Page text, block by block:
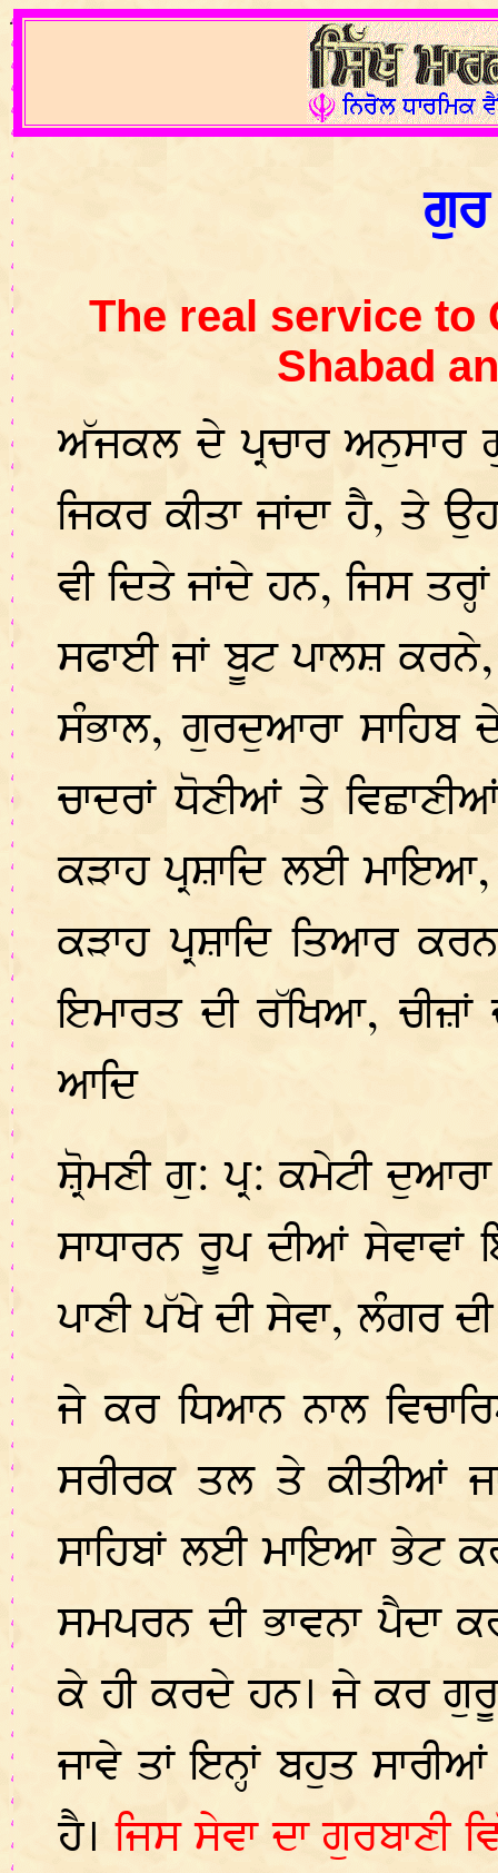
.
ਗੁਰ
The real service to
Shabad
ਅੱਜਕਲ ਦੇ ਪ੍ਰਚਾਰ ਅਨੁਸਾਰ
ਜਿਕਰ ਕੀਤਾ ਜਾਂਦਾ ਹੈ, ਤੇ
ਵੀ ਦਿਤੇ ਜਾਂਦੇ ਹਨ, ਜਿਸ
ਸਫਾਈ ਜਾਂ ਬੂਟ ਪਾਲਸ਼
ਸੰਭਾਲ, ਗੁਰਦੁਆਰਾ ਸਾਹਿਬ
ਚਾਦਰਾਂ ਧੋਣੀਆਂ ਤੇ
ਕੜਾਹ ਪ੍ਰਸ਼ਾਦਿ ਲਈ
ਕੜਾਹ ਪ੍ਰਸ਼ਾਦਿ ਤਿਆਰ
ਇਮਾਰਤ ਦੀ ਰੱਖਿਆ, ਚੀਜ਼ਾਂ
ਆਦਿ
ਸ਼੍ਰੋਮਣੀ ਗੁ: ਪ੍ਰ: ਕਮੇਟੀ
ਸਾਧਾਰਨ ਰੂਪ ਦੀਆਂ
ਪਾਣੀ ਪੱਖੇ ਦੀ ਸੇਵਾ, ਲੰਗਰ
ਜੇ ਕਰ ਧਿਆਨ ਨਾਲ
ਸਰੀਰਕ ਤਲ ਤੇ ਕੀਤੀਆਂ
ਸਾਹਿਬਾਂ ਲਈ ਮਾਇਆ ਭੇਟ
ਸਮਪਰਨ ਦੀ ਭਾਵਨਾ
ਕੇ ਹੀ ਕਰਦੇ ਹਨ। ਜੇ ਕਰ ਗੁਰੂ
ਜਾਵੇ ਤਾਂ ਇਨ੍ਹਾਂ ਬਹੁਤ
ਹੈ।ਜਿਸ ਸੇਵਾ ਦਾ ਗੁਰਬਾਣੀ